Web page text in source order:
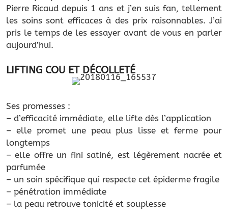
Pierre Ricaud depuis 1 ans et j’en suis fan, tellement
les soins sont efficaces à des prix raisonnables. J’ai
pris le temps de les essayer avant de vous en parler
aujourd’hui.
LIFTING COU ET DÉCOLLETÉ
Ses promesses :
– d’efficacité immédiate, elle lifte dès l’application
– elle promet une peau plus lisse et ferme pour
longtemps
– elle offre un fini satiné, est légèrement nacrée et
parfumée
– un soin spécifique qui respecte cet épiderme fragile
– pénétration immédiate
– la peau retrouve tonicité et souplesse